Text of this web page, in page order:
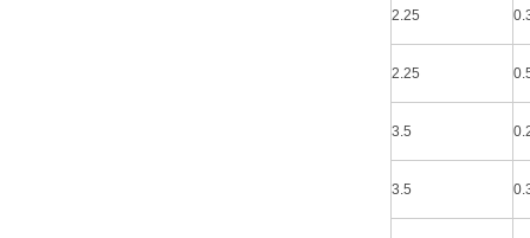
2.25
2.25
3.5
3.5